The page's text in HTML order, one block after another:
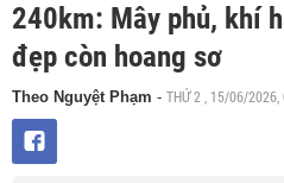
240km: Mây phủ, khí
đẹp còn hoang sơ
Theo Nguyệt Phạm - THỨ 2 , 15/06/2026,